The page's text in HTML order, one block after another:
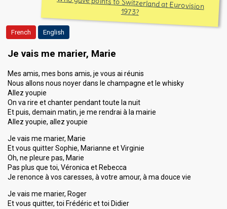
1973?
French English
Je vais me marier, Marie
Mes amis, mes bons amis, je vous ai réunis
Nous allons nous noyer dans le champagne et le whisky
Allez youpie
On va rire et chanter pendant toute la nuit
Et puis, demain matin, je me rendrai à la mairie
Allez youpie, allez youpie
Je vais me marier, Marie
Et vous quitter Sophie, Marianne et Virginie
Oh, ne pleure pas, Marie
Pas plus que toi, Véronica et Rebecca
Je renonce à vos caresses, à votre amour, à ma douce vie
Je vais me marier, Roger
Et vous quitter, toi Frédéric et toi Didier